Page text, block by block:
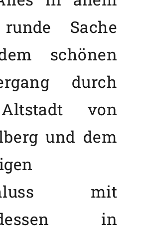
Sache
schönen
durch
von
und dem
mit
in